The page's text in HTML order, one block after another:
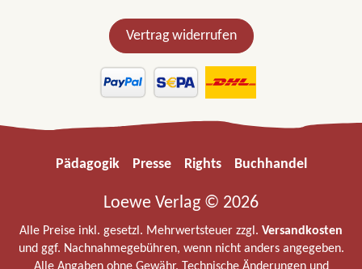
Vertrag widerrufen
Pädagogik Presse Rights Buchhandel
Loewe Verlag © 2026
Alle Preise inkl. gesetzl. Mehrwertsteuer zzgl. Versandkosten
und ggf. Nachnahmegebühren, wenn nicht anders angegeben.